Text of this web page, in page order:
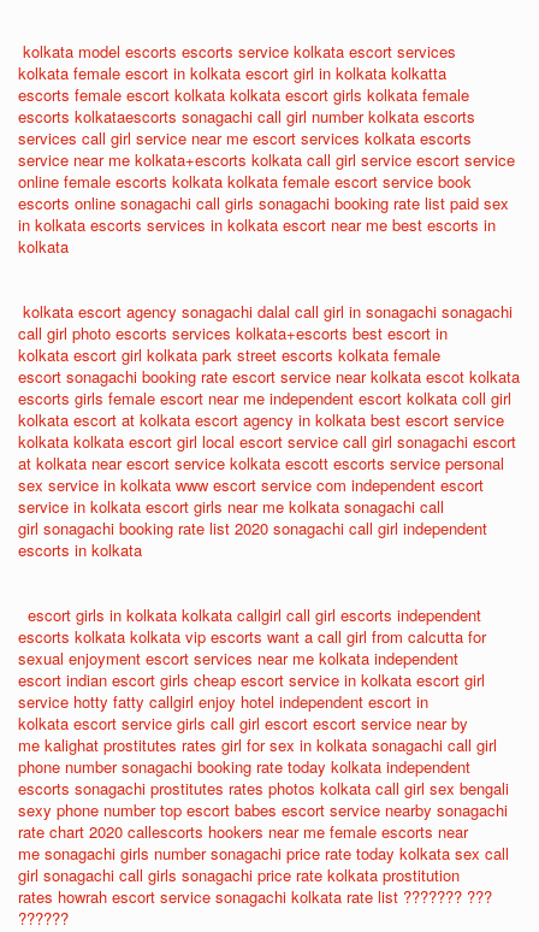
kolkata model escorts escorts service kolkata escort services
kolkata female escort in kolkata escort girl in kolkata kolkatta
escorts female escort kolkata kolkata escort girls kolkata female
escorts kolkataescorts sonagachi call girl number kolkata escorts
services call girl service near me escort services kolkata escorts
service near me kolkata+escorts kolkata call girl service escort service
online female escorts kolkata kolkata female escort service book
escorts online sonagachi call girls sonagachi booking rate list paid sex
in kolkata escorts services in kolkata escort near me best escorts in
kolkata
kolkata escort agency sonagachi dalal call girl in sonagachi sonagachi
call girl photo escorts services kolkata+escorts best escort in
kolkata escort girl kolkata park street escorts kolkata female
escort sonagachi booking rate escort service near kolkata escot kolkata
escorts girls female escort near me independent escort kolkata coll girl
kolkata escort at kolkata escort agency in kolkata best escort service
kolkata kolkata escort girl local escort service call girl sonagachi escort
at kolkata near escort service kolkata escott escorts service personal
sex service in kolkata www escort service com independent escort
service in kolkata escort girls near me kolkata sonagachi call
girl sonagachi booking rate list 2020 sonagachi call girl independent
escorts in kolkata
escort girls in kolkata kolkata callgirl call girl escorts independent
escorts kolkata kolkata vip escorts want a call girl from calcutta for
sexual enjoyment escort services near me kolkata independent
escort indian escort girls cheap escort service in kolkata escort girl
service hotty fatty callgirl enjoy hotel independent escort in
kolkata escort service girls call girl escort escort service near by
me kalighat prostitutes rates girl for sex in kolkata sonagachi call girl
phone number sonagachi booking rate today kolkata independent
escorts sonagachi prostitutes rates photos kolkata call girl sex bengali
sexy phone number top escort babes escort service nearby sonagachi
rate chart 2020 callescorts hookers near me female escorts near
me sonagachi girls number sonagachi price rate today kolkata sex call
girl sonagachi call girls sonagachi price rate kolkata prostitution
rates howrah escort service sonagachi kolkata rate list ??????? ???
??????